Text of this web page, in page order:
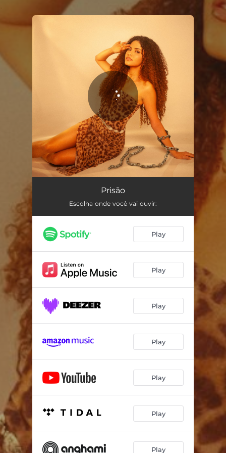
Prisão (feat. Galli)Prisão
Escolha onde você vai ouvir:
Play
Play
Play
Play
Play
Play
Play